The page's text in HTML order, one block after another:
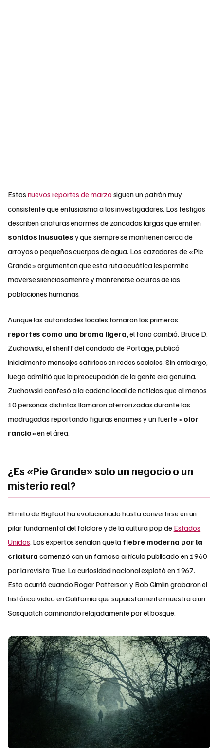
Estos nuevos reportes de marzo siguen un patrón muy
consistente que entusiasma a los investigadores. Los testigos
describen criaturas enormes de zancadas largas que emiten
sonidos inusuales y que siempre se mantienen cerca de
arroyos o pequeños cuerpos de agua. Los cazadores de «Pie
Grande» argumentan que esta ruta acuática les permite
moverse silenciosamente y mantenerse ocultos de las
poblaciones humanas.
Aunque las autoridades locales tomaron los primeros
reportes como una broma ligera,el tono cambió. Bruce D.
Zuchowski, el sheriff del condado de Portage, publicó
inicialmente mensajes satíricos en redes sociales. Sin embargo,
luego admitió que la preocupación de la gente era genuina.
Zuchowski confesó a la cadena local de noticias que al menos
10 personas distintas llamaron aterrorizadas durante las
madrugadas reportando figuras enormes y un fuerte «olor
rancio»en el área.
¿Es «Pie Grande» solo un negocio o un
misterio real?
El mito de Bigfoot ha evolucionado hasta convertirse en un
pilar fundamental del folclore y de la cultura pop de Estados
Unidos. Los expertos señalan que la fiebre moderna por la
criatura comenzó con un famoso artículo publicado en 1960
por la revista True. La curiosidad nacional explotó en 1967.
Esto ocurrió cuando Roger Patterson y Bob Gimlin grabaron el
histórico video en California que supuestamente muestra a un
Sasquatch caminando relajadamente por el bosque.